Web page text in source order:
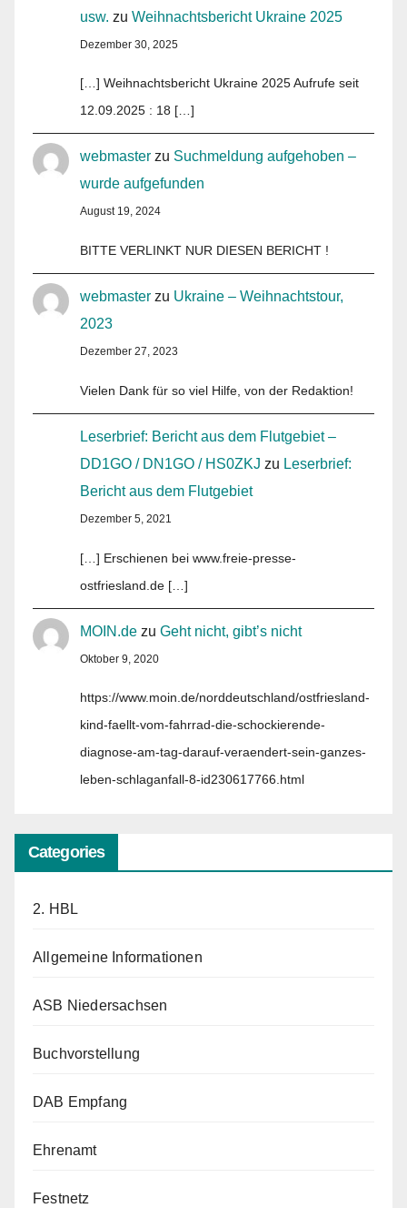
usw. zu Weihnachtsbericht Ukraine 2025
Dezember 30, 2025
[…] Weihnachtsbericht Ukraine 2025 Aufrufe seit
12.09.2025 : 18 […]
webmaster zu Suchmeldung aufgehoben –
wurde aufgefunden
August 19, 2024
BITTE VERLINKT NUR DIESEN BERICHT !
webmaster zu Ukraine – Weihnachtstour,
2023
Dezember 27, 2023
Vielen Dank für so viel Hilfe, von der Redaktion!
Leserbrief: Bericht aus dem Flutgebiet –
DD1GO / DN1GO / HS0ZKJ zu Leserbrief:
Bericht aus dem Flutgebiet
Dezember 5, 2021
[…] Erschienen bei www.freie-presse-
ostfriesland.de […]
MOIN.de zu Geht nicht, gibt’s nicht
Oktober 9, 2020
https://www.moin.de/norddeutschland/ostfriesland-
kind-faellt-vom-fahrrad-die-schockierende-
diagnose-am-tag-darauf-veraendert-sein-ganzes-
leben-schlaganfall-8-id230617766.html
Categories
2. HBL
Allgemeine Informationen
ASB Niedersachsen
Buchvorstellung
DAB Empfang
Ehrenamt
Festnetz